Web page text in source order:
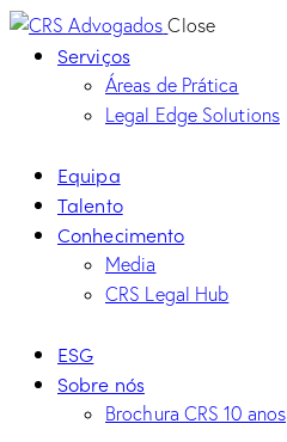
Close
Serviços
Áreas de Prática
Legal Edge Solutions
Equipa
Talento
Conhecimento
Media
CRS Legal Hub
ESG
Sobre nós
Brochura CRS 10 anos